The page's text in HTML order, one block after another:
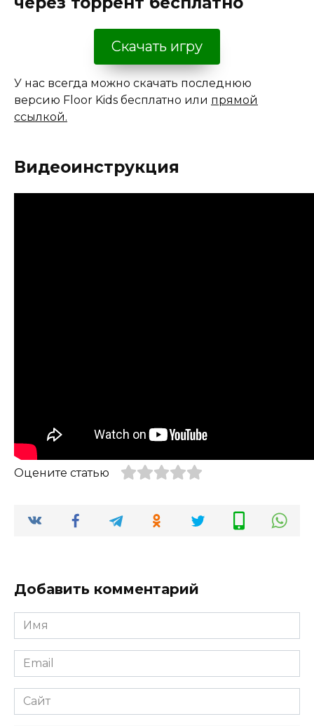
Скачать игру
У нас всегда можно скачать последнюю
версию Floor Kids бесплатно или прямой
ссылкой.
Видеоинструкция
Оцените статью
Добавить комментарий
Имя
*
Email
*
Сайт